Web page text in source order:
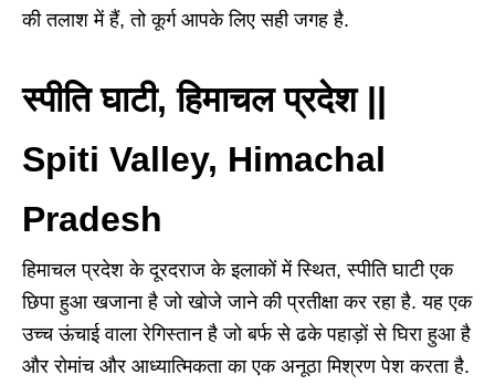
की तलाश में हैं, तो कूर्ग आपके लिए सही जगह है.
स्पीति घाटी, हिमाचल प्रदेश ||
Spiti Valley, Himachal
Pradesh
हिमाचल प्रदेश के दूरदराज के इलाकों में स्थित, स्पीति घाटी एक
छिपा हुआ खजाना है जो खोजे जाने की प्रतीक्षा कर रहा है. यह एक
उच्च ऊंचाई वाला रेगिस्तान है जो बर्फ से ढके पहाड़ों से घिरा हुआ है
और रोमांच और आध्यात्मिकता का एक अनूठा मिश्रण पेश करता है.